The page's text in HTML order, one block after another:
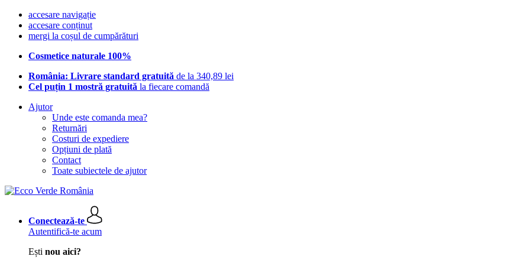
accesare navigație
accesare conținut
mergi la coșul de cumpărături
Cosmetice naturale 100%
România: Livrare standard gratuită de la 340,89 lei
Cel puțin 1 mostră gratuită la fiecare comandă
Ajutor
Unde este comanda mea?
Returnări
Costuri de expediere
Opțiuni de plată
Contact
Toate subiectele de ajutor
Conectează-te
Autentifică-te acum
Ești nou aici?